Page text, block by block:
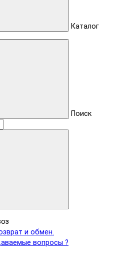
Каталог
Поиск
и обмен.
вопросы ?